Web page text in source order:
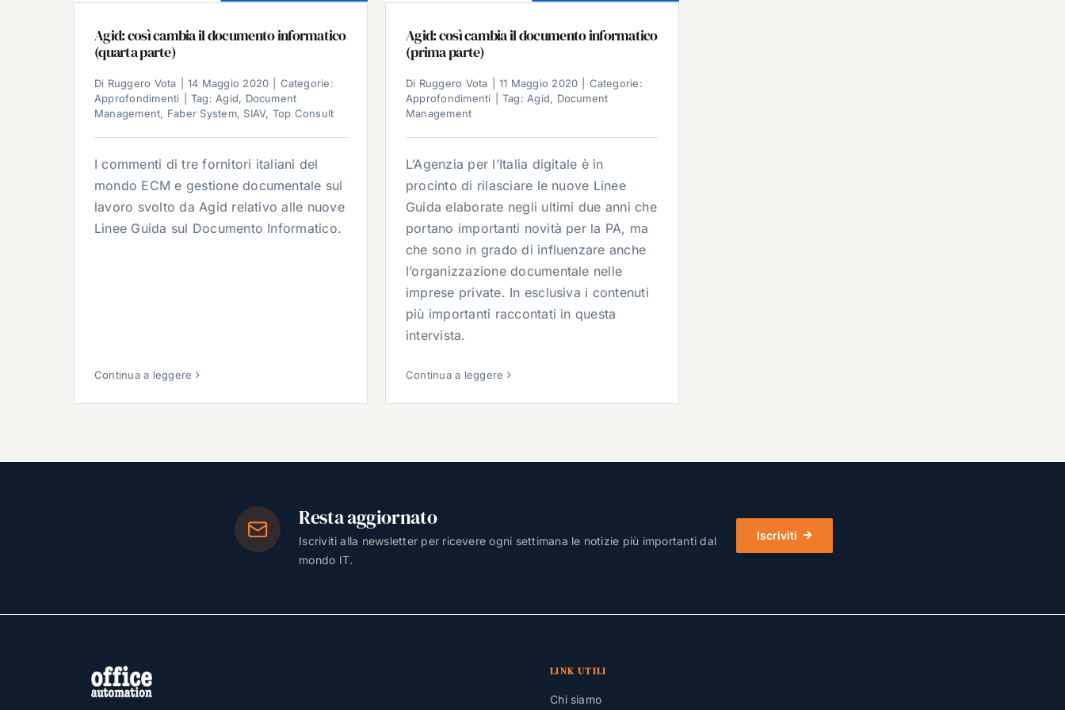
Agid: così cambia il documento informatico
(quarta parte)
Di Ruggero Vota 14 Maggio 2020
Categorie:
Approfondimenti
Tag:Agid, Document
Management, Faber System, SIAV, Top Consult
I commenti di tre fornitori italiani del
mondo ECM e gestione documentale sul
lavoro svolto da Agid relativo alle nuove
Linee Guida sul Documento Informatico.
Continua a leggere
Agid: così cambia il documento informatico
(prima parte)
Di Ruggero Vota 11 Maggio 2020
Categorie:
Approfondimenti
Tag:Agid, Document
Management
L’Agenzia per l’Italia digitale è in
procinto di rilasciare le nuove Linee
Guida elaborate negli ultimi due anni che
portano importanti novità per la PA, ma
che sono in grado di influenzare anche
l’organizzazione documentale nelle
imprese private. In esclusiva i contenuti
più importanti raccontati in questa
intervista.
Continua a leggere
Resta aggiornato
Iscriviti alla newsletter per ricevere ogni settimana le notizie più importanti dal
mondo IT.
Iscriviti
LINK UTILI
Chi siamo